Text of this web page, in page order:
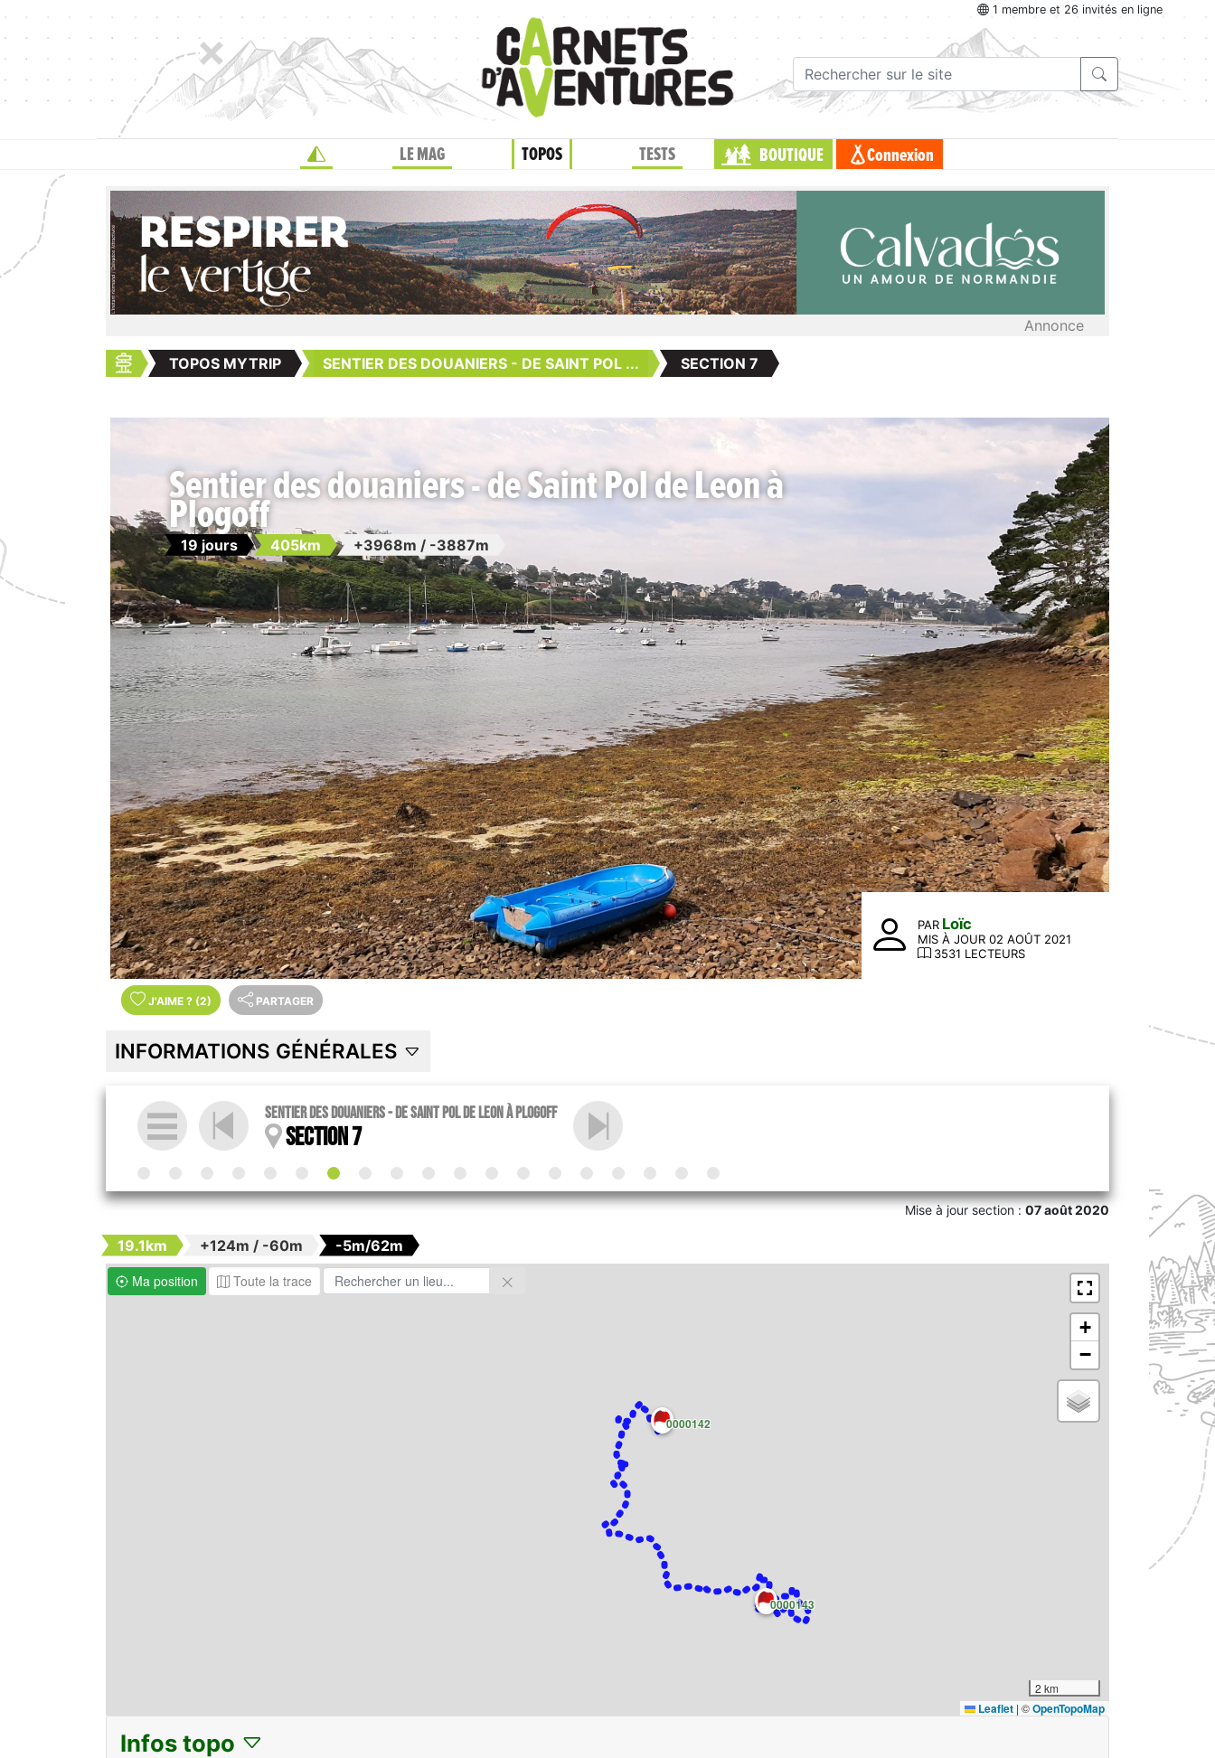
1 membre et 26 invités en ligne
LE MAG TOPOS TESTS BOUTIQUE Connexion
Annonce
TOPOS MYTRIP SENTIER DES DOUANIERS - DE SAINT POL ... SECTION 7
Sentier des douaniers - de Saint Pol de Leon à
Plogoff
19 jours 405km +3968m / -3887m
PAR Loïc
MIS À JOUR 02 AOÛT 2021
3531 LECTEURS
J'AIME ? (2) PARTAGER
INFORMATIONS GÉNÉRALES
Sentier des douaniers - de Saint Pol de Leon à Plogoff
Section 7
Mise à jour section :07 août 2020
19.1km +124m / -60m
-5m/62m
Ma position
Toute la trace
0000142
0000143
+
−
2 km
Leaflet | ©OpenTopoMap
Infos topo